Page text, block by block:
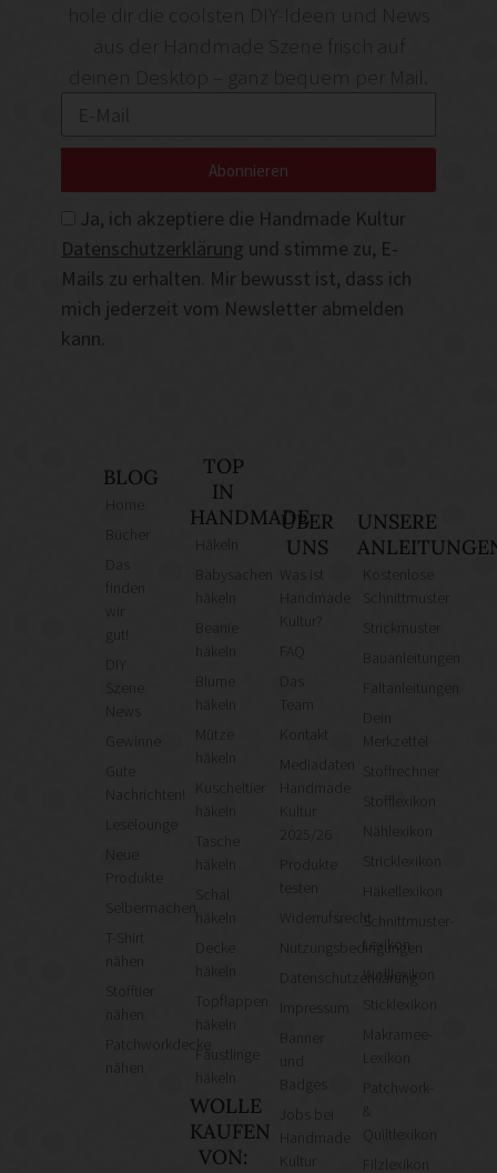
deinen Desktop – ganz bequem per Mail.
Ja, ich akzeptiere die Handmade Kultur
Datenschutzerklärung und stimme zu, E-
Mails zu erhalten. Mir bewusst ist, dass ich
mich jederzeit vom Newsletter abmelden
kann.
Abonnieren
BLOG
finden
gut!
News
Gute
Nachrichten!
Leselounge
Neue
Produkte
Selbermachen
T-Shirt
Stofftier
Patchworkdecke
TOP
IN
HANDMADE
häkeln
häkeln
Mütze
häkeln
Kuscheltier
häkeln
Tasche
häkeln
häkeln
Topflappen
häkeln
Fäustlinge
häkeln
WOLLE
KAUFEN
VON:
ÜBER
UNS
Was ist
Kultur?
Team
Kontakt
Mediadaten
Kultur
2025/26
Produkte
testen
Widerrufsrecht
Nutzungsbedingungen
Datenschutzerklärung
Kultur
UNSERE
Kostenlose
Schnittmuster
Strickmuster
Bauanleitungen
Faltanleitungen
Merkzettel
Stoffrechner
Stofflexikon
Nählexikon
Stricklexikon
Häkellexikon
Schnittmuster-
Lexikon
Wolllexikon
Sticklexikon
Makramee-
Lexikon
Patchwork-
&
Quiltlexikon